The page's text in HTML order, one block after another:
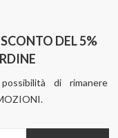
DEL 5%
di rimanere